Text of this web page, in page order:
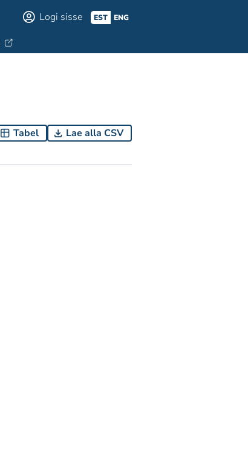
Logi sisse EST ENG
Tabel
Lae alla CSV